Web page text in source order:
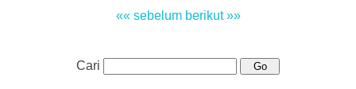
«« sebelum berikut »»
Cari